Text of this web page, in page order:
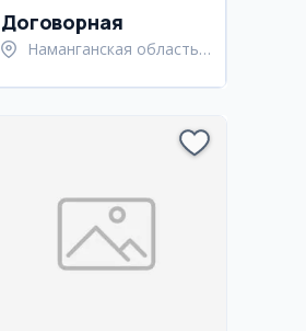
швейную фабрику
Договорная
Наманганская область,